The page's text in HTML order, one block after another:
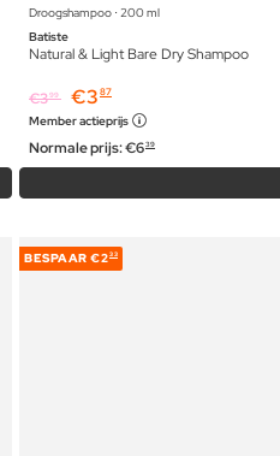
Droogshampoo ⋅ 200 ml
Batiste
Natural & Light Bare Dry Shampoo
€399 €3 87
Member actieprijs
Normale prijs:€639
BESPAAR €233